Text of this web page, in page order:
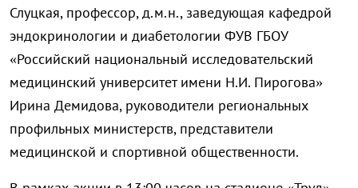
Слуцкая, профессор, д.м.н., заведующая кафедрой
эндокринологии и диабетологии ФУВ ГБОУ
«Российский национальный исследовательский
медицинский университет имени Н.И. Пирогова»
Ирина Демидова, руководители региональных
профильных министерств, представители
медицинской и спортивной общественности.